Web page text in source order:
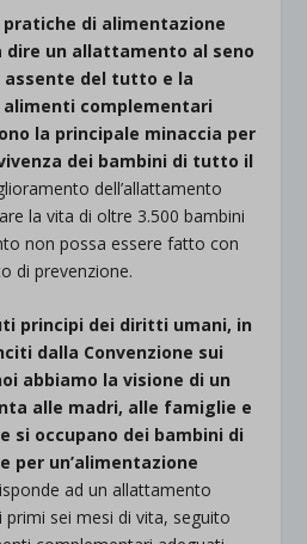
pratiche di alimentazione
dire un allattamento al seno
del tutto e la
complementari
la principale minaccia per
dei bambini di tutto il
dell’allattamento
la vita di oltre 3.500 bambini
non possa essere fatto con
di prevenzione.
principi dei diritti umani, in
dalla Convenzione sui
abbiamo la visione di un
alle madri, alle famiglie e
si occupano dei bambini di
un’alimentazione
ad un allattamento
primi sei mesi di vita, seguito